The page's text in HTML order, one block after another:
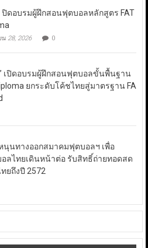
ปิดอบรมผู้ฝึกสอนฟุตบอลหลักสูตร FAT
28, 2026 0
เปิดอบรมผู้ฝึกสอนฟุตบอลขั้นพื้นฐาน
ยกระดับโค้ชไทยสู่มาตรฐาน FA
นุนทางออกสมาคมฟุตบอลฯ เพื่อ
ลไทยเดินหน้าต่อ รับสิทธิ์ถ่ายทอดสด
ยถึงปี 2572